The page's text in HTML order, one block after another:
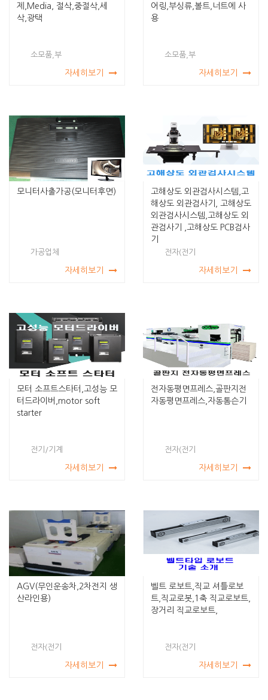
제,Media, 절삭,중절삭,세
삭,광택
소모품,부
자세히보기
어링,부싱류,볼트,너트에 사
용
소모품,부
자세히보기
모니터사출가공(모니터후면)
가공업체
자세히보기
고해상도 외관검사시스템,고
해상도 외관검사기, 고해상도
외관검사시스템,고해상도 외
관검사기 ,고해상도 PCB검사
기
전자(전기
자세히보기
모터 소프트스타터,고성능 모
터드라이버,motor soft
starter
전기/기계
자세히보기
전자동평면프레스,골판지전
자동평면프레스,자동톰슨기
전자(전기
자세히보기
AGV(무인운송차,2차전지 생
산라인용)
전자(전기
자세히보기
벨트 로보트,직교 셔틀로보
트,직교로봇,1축 직교로보트,
장거리 직교로보트,
전자(전기
자세히보기